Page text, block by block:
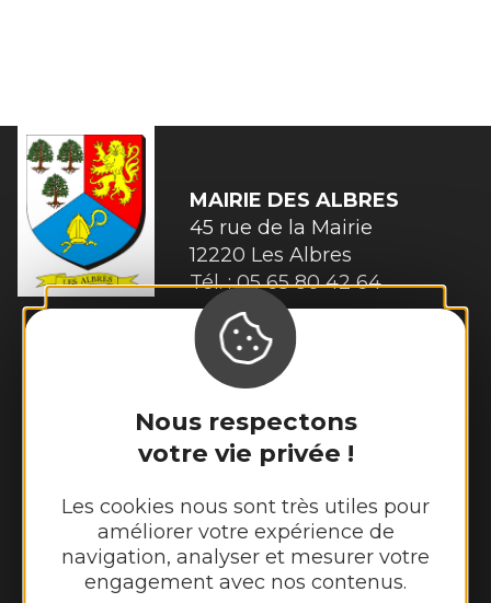
Nous respectons
votre vie privée !
Les cookies nous sont très utiles pour
améliorer votre expérience de
navigation, analyser et mesurer votre
engagement avec nos contenus.
MAIRIE DES ALBRES
45 rue de la Mairie
12220 Les Albres
Tél. :05 65 80 42 64
Accueil physique :
Du lundi au vendredi 9h00 à 12h00
Accueil téléphonique :
Lundi et mardi de 9h00 à 12h00 et de
13h30 à 17h30
Jeudi de 9h00 à 12h00 et de 13h30 à 17h30
Vendredi de 9h00 à 12h00 et de 13h30 à
16h30